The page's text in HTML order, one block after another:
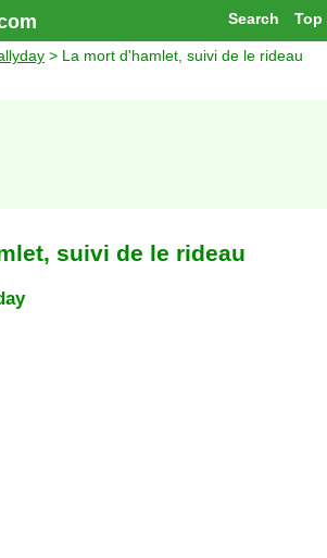
Top
Search
> La mort d'hamlet, suivi de le rideau
suivi de le rideau